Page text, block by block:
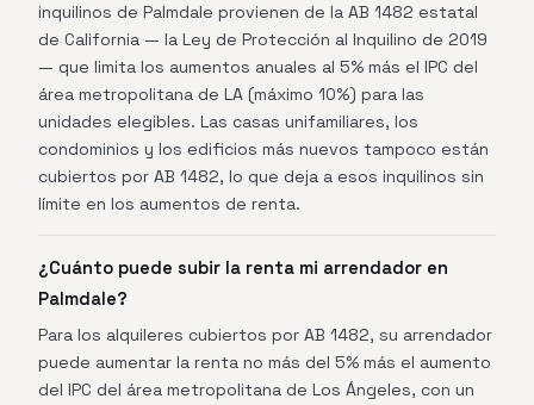
inquilinos de Palmdale provienen de la AB 1482 estatal
de California — la Ley de Protección al Inquilino de 2019
— que limita los aumentos anuales al 5% más el IPC del
área metropolitana de LA (máximo 10%) para las
unidades elegibles. Las casas unifamiliares, los
condominios y los edificios más nuevos tampoco están
cubiertos por AB 1482, lo que deja a esos inquilinos sin
límite en los aumentos de renta.
¿Cuánto puede subir la renta mi arrendador en
Palmdale?
Para los alquileres cubiertos por AB 1482, su arrendador
puede aumentar la renta no más del 5% más el aumento
del IPC del área metropolitana de Los Ángeles, con un